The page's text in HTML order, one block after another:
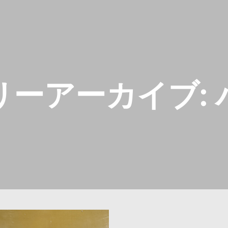
ーアーカイブ: